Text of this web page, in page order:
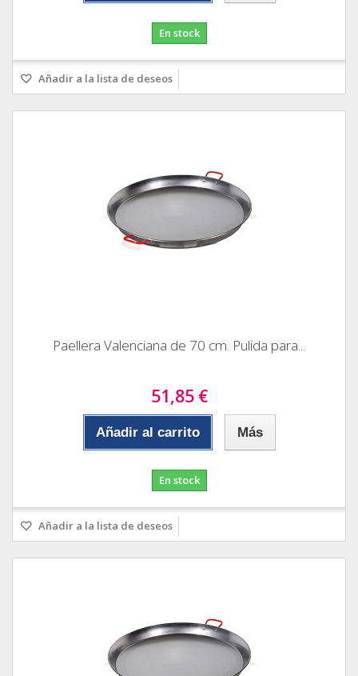
En stock
Añadir a la lista de deseos
Paellera Valenciana de 70 cm. Pulida para...
51,85 €
Añadir al carrito Más
En stock
Añadir a la lista de deseos